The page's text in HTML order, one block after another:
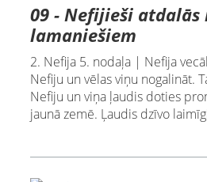
09 - Nefijieši atdalās
lamaniešiem
2. Nefija 5. nodaļa | Nefija
Nefiju un vēlas viņu nogalināt.
Nefiju un viņa ļaudis doties
jaunā zemē. Ļaudis dzīvo